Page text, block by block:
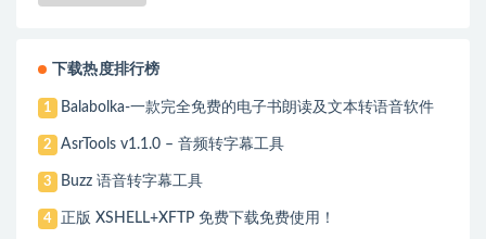
下载热度排行榜
1 Balabolka-一款完全免费的电子书朗读及文本转语音软件
2 AsrTools v1.1.0 – 音频转字幕工具
3 Buzz 语音转字幕工具
4 正版 XSHELL+XFTP 免费下载免费使用！